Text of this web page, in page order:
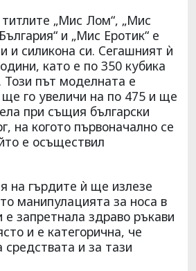
„Мис Лом“, „Мис
и „Мис Еротик“ е
и силикона си. Сегашният ѝ
като е по 350 кубика
Този път моделната е
ще го увеличи на по 475 и ще
при същия български
на когото първоначално се
е осъществил
на гърдите ѝ ще излезе
манипулацията за носа в
запретнала здраво ръкави
и е категорична, че
и за тази